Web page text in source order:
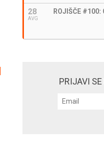
28
AVG
ROJIŠČE #100:
PRIJAVI